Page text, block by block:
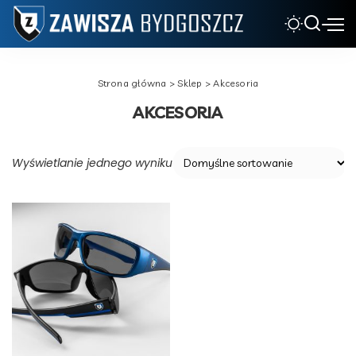
Strona główna >Sklep > Akcesoria
AKCESORIA
Wyświetlanie jednego wyniku